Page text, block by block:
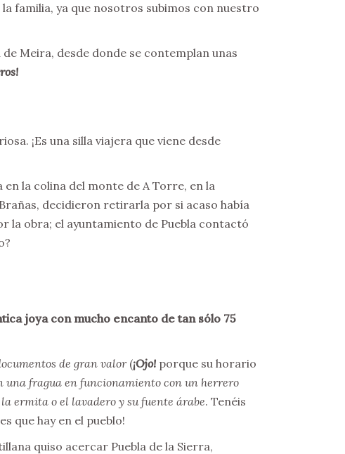
familia, ya que nosotros subimos con nuestro
Meira, desde donde se contemplan unas
¡Es una silla viajera que viene desde
la colina del monte de A Torre, en la
decidieron retirarla por si acaso había
la obra; el ayuntamiento de Puebla contactó
joya con mucho encanto de tan sólo 75
de gran valor (¡Ojo! porque su horario
una fragua en funcionamiento con un herrero
ermita o el lavadero y su fuente árabe. Tenéis
que hay en el pueblo!
quiso acercar Puebla de la Sierra,